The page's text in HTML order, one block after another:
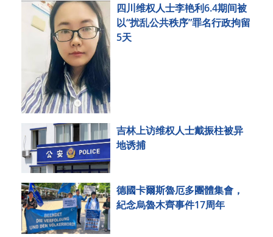
四川维权人士李艳利6.4期间被
以“扰乱公共秩序”罪名行政拘留
5天
吉林上访维权人士戴振柱被异
地诱捕
德國卡爾斯魯厄多團體集會，
紀念烏魯木齊事件17周年